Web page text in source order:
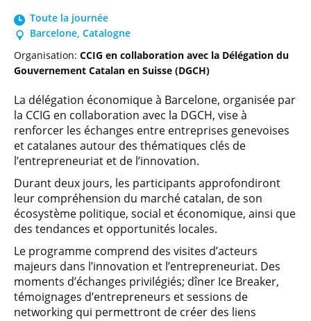
Toute la journée
Barcelone, Catalogne
Organisation: CCIG en collaboration avec la Délégation du
Gouvernement Catalan en Suisse (DGCH)
La délégation économique à Barcelone, organisée par
la CCIG en collaboration avec la DGCH, vise à
renforcer les échanges entre entreprises genevoises
et catalanes autour des thématiques clés de
l’entrepreneuriat et de l’innovation.
Durant deux jours, les participants approfondiront
leur compréhension du marché catalan, de son
écosystème politique, social et économique, ainsi que
des tendances et opportunités locales.
Le programme comprend des visites d’acteurs
majeurs dans l’innovation et l’entrepreneuriat. Des
moments d’échanges privilégiés; dîner Ice Breaker,
témoignages d’entrepreneurs et sessions de
networking qui permettront de créer des liens